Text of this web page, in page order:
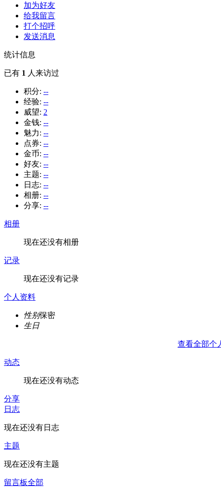
加为好友
给我留言
打个招呼
发送消息
统计信息
已有 1 人来访过
积分: --
经验: --
威望: 2
金钱: --
魅力: --
点券: --
金币: --
好友: --
主题: --
日志: --
相册: --
分享: --
相册
现在还没有相册
记录
现在还没有记录
个人资料
性别保密
生日
查看全部个
动态
现在还没有动态
分享
日志
现在还没有日志
主题
现在还没有主题
留言板全部